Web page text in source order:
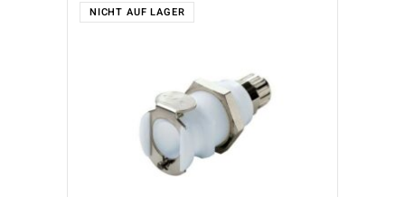
NICHT AUF LAGER
WEITERLESEN